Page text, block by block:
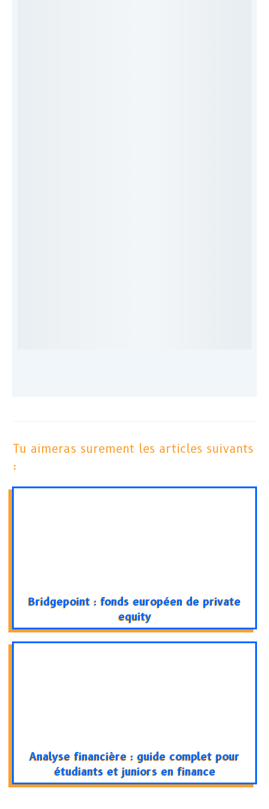
Tu aimeras surement les articles suivants
:
Bridgepoint : fonds européen de private
equity
Analyse financière : guide complet pour
étudiants et juniors en finance